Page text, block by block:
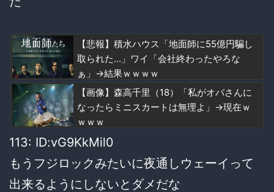
【悲報】積水ハウス「地面師に55億円騙し
取られた…」ワイ「会社終わったやろな
ぁ」→結果ｗｗｗｗ
【画像】森高千里（18）「私がオバさんに
なったらミニスカートは無理よ」→現在ｗ
ｗｗｗ
113: ID:vG9KkMil0
もうフジロックみたいに夜通しウェーイって
出来るようにしないとダメだな